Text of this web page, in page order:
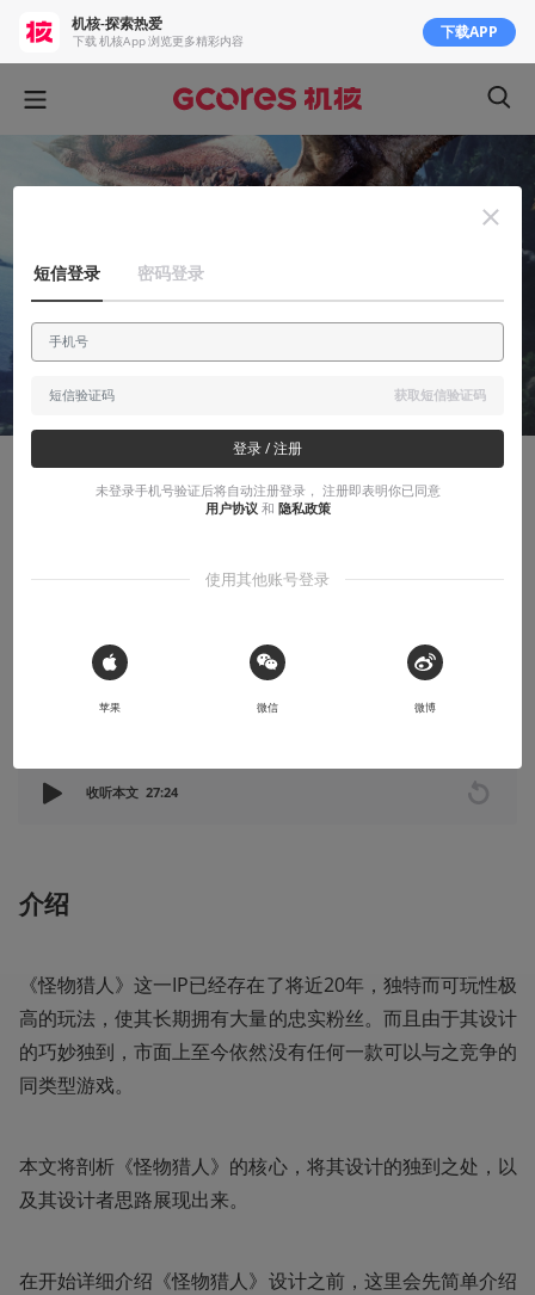
尝试剖析《怪物猎人》的核心，将其设计的独到之处以及设计思路
YRDEN 2020-12-01
收听本文 27:24
介绍
《怪物猎人》这一IP已经存在了将近20年，独特而可玩性极
高的玩法，使其长期拥有大量的忠实粉丝。而且由于其设计
的巧妙独到，市面上至今依然没有任何一款可以与之竞争的
同类型游戏。
本文将剖析《怪物猎人》的核心，将其设计的独到之处，以
及其设计者思路展现出来。
在开始详细介绍《怪物猎人》设计之前，这里会先简单介绍
机核-探索热爱
下载 机核App 浏览更多精彩内容 下载APP
短信登录 密码登录
获取短信验证码
登录 / 注册
未登录手机号验证后将自动注册登录， 注册即表明你已同意
用户协议 和 隐私政策
使用其他账号登录
 Sign in with Apple
苹果 微信 微博